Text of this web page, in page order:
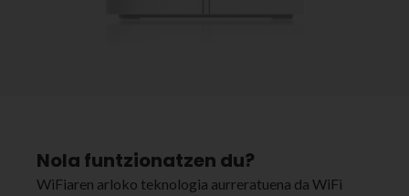
Nola funtzionatzen du?
WiFiaren arloko teknologia aurreratuena da WiFi